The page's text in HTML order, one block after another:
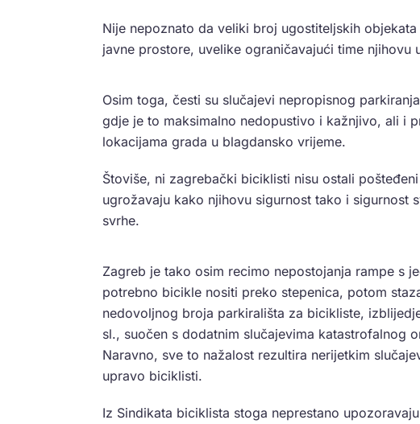
Nije nepoznato da veliki broj ugostiteljskih
javne prostore, uvelike ograničavajući time njihovu
Osim toga, česti su slučajevi nepropisnog
gdje je to maksimalno nedopustivo i kažnjivo, ali i
lokacijama grada u blagdansko vrijeme.
Štoviše, ni zagrebački biciklisti nisu ostali
ugrožavaju kako njihovu sigurnost tako i sigurnost
svrhe.
Zagreb je tako osim recimo nepostojanja rampe s
potrebno bicikle nositi preko stepenica, potom
nedovoljnog broja parkirališta za bicikliste,
sl., suočen s dodatnim slučajevima katastrofalnog
Naravno, sve to nažalost rezultira nerijetkim
upravo biciklisti.
Iz Sindikata biciklista stoga neprestano